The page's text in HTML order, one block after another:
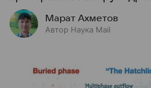
Марат Ахметов
Автор Наука Mail